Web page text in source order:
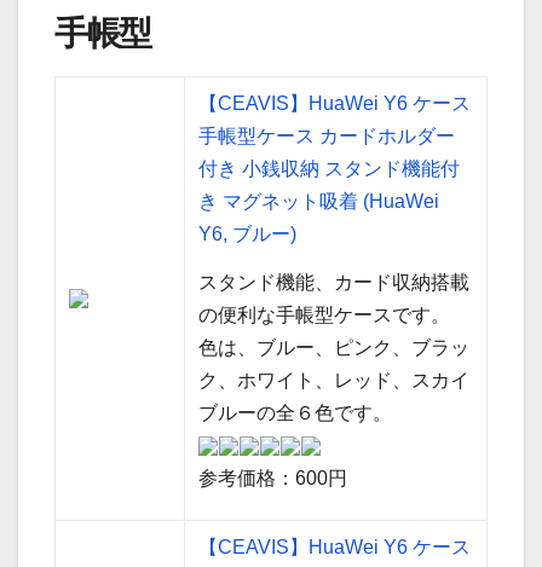
手帳型
【CEAVIS】HuaWei Y6 ケース
手帳型ケース カードホルダー
付き 小銭収納 スタンド機能付
き マグネット吸着 (HuaWei
Y6, ブルー)
スタンド機能、カード収納搭載
の便利な手帳型ケースです。
色は、ブルー、ピンク、ブラッ
ク、ホワイト、レッド、スカイ
ブルーの全６色です。
参考価格：600円
【CEAVIS】HuaWei Y6 ケース